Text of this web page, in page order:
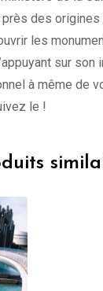
des
les
sur son
à même de
le !